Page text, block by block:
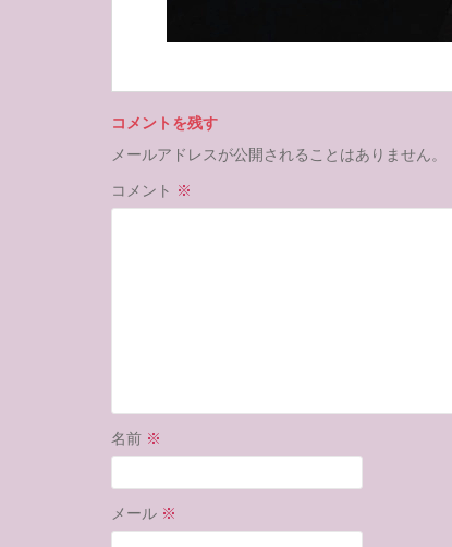
コメントを残す
メールアドレスが公開されることはありません。
コメント ※
名前 ※
メール ※